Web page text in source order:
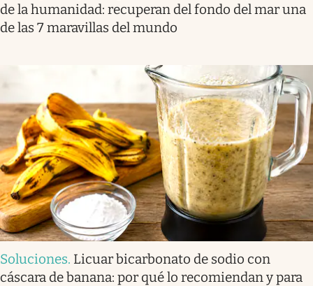
de la humanidad: recuperan del fondo del mar una
de las 7 maravillas del mundo
Soluciones. Licuar bicarbonato de sodio con
cáscara de banana: por qué lo recomiendan y para